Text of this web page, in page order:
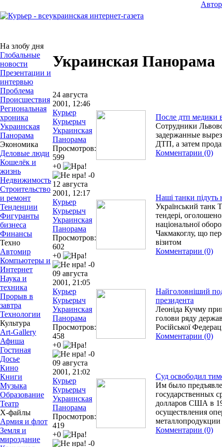
На злобу дня
Глобальные
новости
Презентации и
интервью
Проблема
Происшествия
Региональная
хроника
Украинская
Панорама
Экономика
Деловые люди
Кошелёк и
жизнь
Недвижимость
Строительство
и ремонт
Тенденции
Фигуранты
бизнеса
Финансы
Техно
Автомир
Компьютеры и
Интернет
Наука и
техника
Прорыв в
завтра
Технологии
Культура
Art-Gallery
Афиша
Гостиная
Досье
Кино
Книги
Музыка
Образование
Театр
Х-файлы
Армия и флот
Земля и
мироздание
Украинская Панорама
24 августа
2001, 12:46
Курьер
Курьерыч
Украинская
Панорама
Просмотров:
599
+0
-0
После дтп медики
Сотрудники
задержанные
ДТП, а затем
Комментарии (0)
12 августа
2001, 12:17
Курьер
Курьерыч
Украинская
Панорама
Просмотров:
602
+0
-0
Наші танки підуть
Український танк
тендері,
національної
Чакмакоглу, що
візитом
Комментарии (0)
09 августа
2001, 21:05
Курьер
Курьерыч
Украинская
Панорама
Просмотров:
458
+0
-0
Найголовніший
президента
Леоніда Кучму
голови ряду
Російської
Комментарии (0)
09 августа
2001, 21:02
Курьер
Курьерыч
Украинская
Панорама
Просмотров:
419
+0
-0
Суд освободил
Им было
государственных
долларов США в
осуществления
металлопродукции
Комментарии (0)